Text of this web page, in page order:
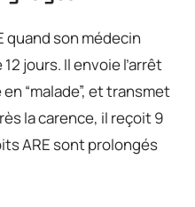
quand son médecin
jours. Il envoie l’arrêt
“malade”, et transmet
la carence, il reçoit 9
ARE sont prolongés